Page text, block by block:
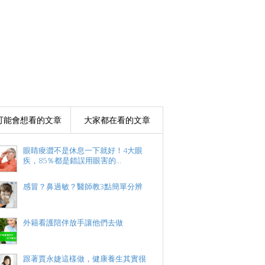
能會想看的文章 大家都在看的文章
眼睛痠澀不是休息一下就好！4大眼
疾，85％都是錯誤用眼害的...
感冒？鼻過敏？醫師教3點簡單分辨
外籍看護陪伴放手讓他們去做
跟著賈永婕這樣做，健康養生其實很